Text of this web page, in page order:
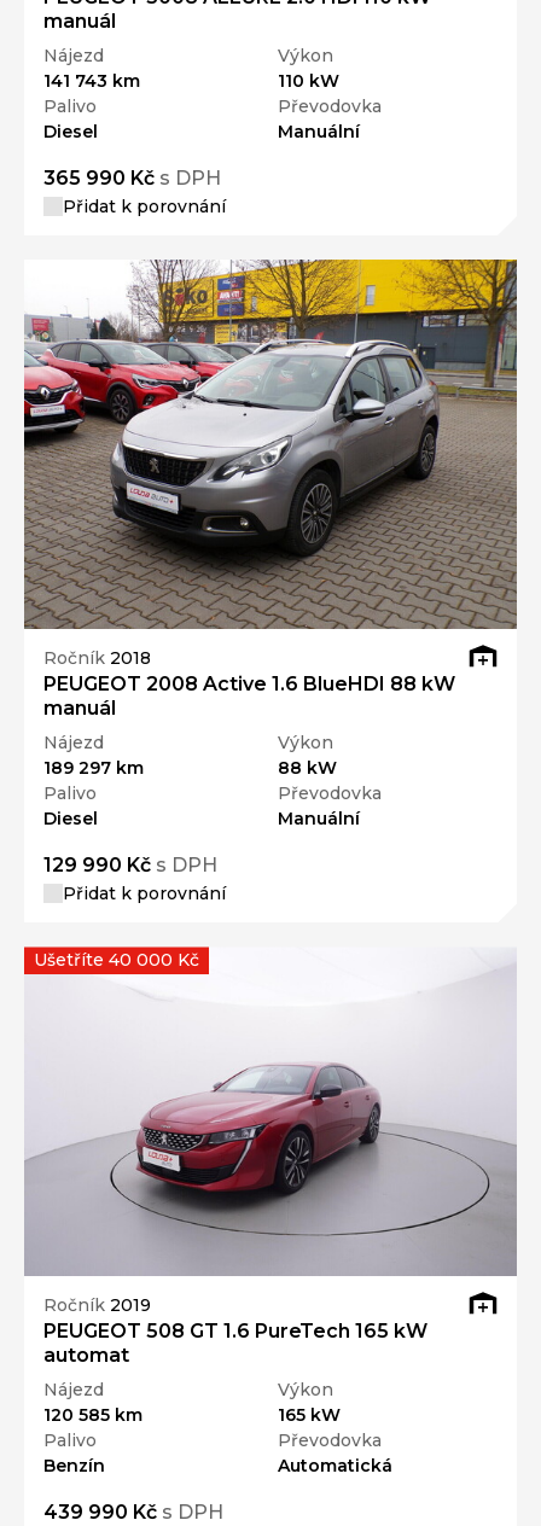
manuál
Nájezd
141 743 km
Výkon
110 kW
Palivo
Diesel
Převodovka
Manuální
365 990 Kč s DPH
Přidat k porovnání
Ročník 2018
PEUGEOT 2008 Active 1.6 BlueHDI 88 kW
manuál
Nájezd
189 297 km
Výkon
88 kW
Palivo
Diesel
Převodovka
Manuální
129 990 Kč s DPH
Přidat k porovnání
Ročník 2019
PEUGEOT 508 GT 1.6 PureTech 165 kW
automat
Nájezd
120 585 km
Výkon
165 kW
Palivo
Benzín
Převodovka
Automatická
439 990 Kč s DPH
Ušetříte 40 000 Kč